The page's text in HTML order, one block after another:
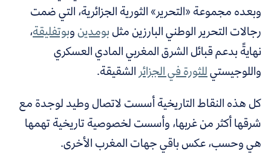
وبعدهمجموعة «التحرير» الثورية الجزائرية،التي ضمت
رجالات التحرير الوطني البارزين مثلبومدينوبوتفليقة،
نهايةً بدعم قبائل الشرق المغربي المادي العسكري
واللوجيستيللثورة في الجزائرالشقيقة.
كل هذه النقاط التاريخية أسست لاتصال وطيد لوجدة مع
شرقها أكثر من غربها، وأسست لخصوصية تاريخية تهمها
هي وحسب، عكس باقي جهات المغرب الأخرى.